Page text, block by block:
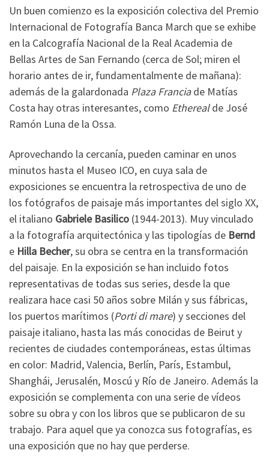
Un buen comienzo es la exposición colectiva del Premio
Internacional de Fotografía Banca March que se exhibe
en la Calcografía Nacional de la Real Academia de
Bellas Artes de San Fernando (cerca de Sol; miren el
horario antes de ir, fundamentalmente de mañana):
además de la galardonada Plaza Franciade Matías
Costa hay otras interesantes, como Etherealde José
Ramón Luna de la Ossa.
Aprovechando la cercanía, pueden caminar en unos
minutos hasta el Museo ICO, en cuya sala de
exposiciones se encuentra la retrospectiva de uno de
los fotógrafos de paisaje más importantes del siglo XX,
el italiano Gabriele Basilico (1944-2013). Muy vinculado
a la fotografía arquitectónica y las tipologías de Bernd
e Hilla Becher, su obra se centra en la transformación
del paisaje. En la exposición se han incluido fotos
representativas de todas sus series, desde la que
realizara hace casi 50 años sobre Milán y sus fábricas,
los puertos marítimos (Porti di mare) y secciones del
paisaje italiano, hasta las más conocidas de Beirut y
recientes de ciudades contemporáneas, estas últimas
en color: Madrid, Valencia, Berlín, París, Estambul,
Shanghái, Jerusalén, Moscú y Río de Janeiro. Además la
exposición se complementa con una serie de vídeos
sobre su obra y con los libros que se publicaron de su
trabajo. Para aquel que ya conozca sus fotografías, es
una exposición que no hay que perderse.